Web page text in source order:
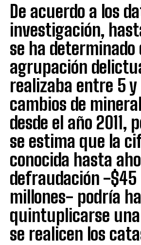
De acuerdo a los
investigación,
se ha determinado
agrupación
realizaba entre 5 y
cambios de
desde el año 2011,
se estima que la
conocida hasta
defraudación -$45
millones- podría
quintuplicarse
se realicen los